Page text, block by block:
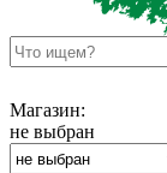
Магазин:
не выбран